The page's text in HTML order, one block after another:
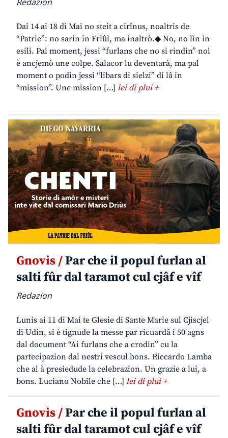
Dai 14 ai 18 di Mai no steit a cirînus, noaltris de
“Patrie”: no sarin in Friûl, ma inaltrò.◆ No, no lìn in
esili. Pal moment, jessi “furlans che no si rindin” nol
è ancjemò une colpe. Salacor lu deventarà, ma pal
moment o podin jessi “libars di sielzi” di lâ in
“mission”. Une mission […] lei di plui +
Gnovis /Par che il popul furlan al
salti fûr dal taramot cul cjâf e vîf
Redazion
Lunis ai 11 di Mai te Glesie di Sante Marie sul Cjiscjel
di Udin, si è tignude la messe par ricuardâ i 50 agns
dal document “Ai furlans che a crodin” cu la
partecipazion dal nestri vescul bons. Riccardo Lamba
che al à presiedude la celebrazion. Un grazie a lui, a
bons. Luciano Nobile che […] lei di plui +
Gnovis /Par che il popul furlan al
salti fûr dal taramot cul cjâf e vîf